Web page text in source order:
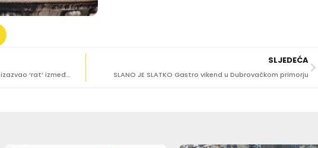
Dupin koji se borio za život kod Lastova izazvao ‘rat’ između mještana i turističke zajednice
SLJEDEĆA
SLANO JE SLATKO Gastro vikend u Dubrovačkom primorju